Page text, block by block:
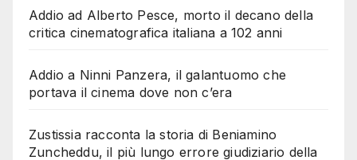
Addio ad Alberto Pesce, morto il decano della
critica cinematografica italiana a 102 anni
Addio a Ninni Panzera, il galantuomo che
portava il cinema dove non c’era
Zustissia racconta la storia di Beniamino
Zuncheddu, il più lungo errore giudiziario della